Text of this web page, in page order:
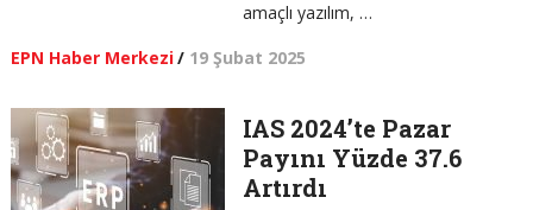
amaçlı yazılım, …
EPN Haber Merkezi/ 19 Şubat 2025
IAS 2024’te Pazar
Payını Yüzde 37.6
Artırdı